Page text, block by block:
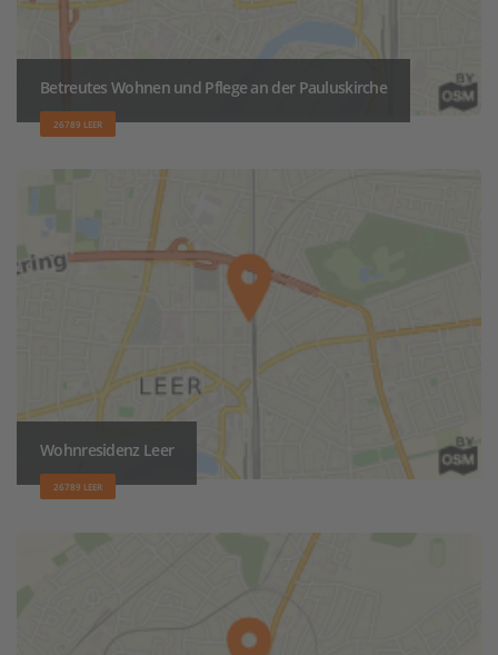
Betreutes Wohnen und Pflege an der Pauluskirche
26789 LEER
Wohnresidenz Leer
26789 LEER